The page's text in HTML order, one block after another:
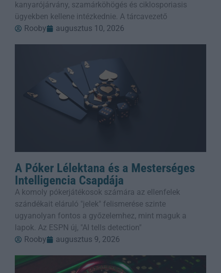
kanyarójárvány, szamárköhögés és ciklosporiasis
ügyekben kellene intézkednie. A tárcavezető
Rooby
augusztus 10, 2026
A Póker Lélektana és a Mesterséges
Intelligencia Csapdája
A komoly pókerjátékosok számára az ellenfelek
szándékait eláruló "jelek" felismerése szinte
ugyanolyan fontos a győzelemhez, mint maguk a
lapok. Az ESPN új, "AI tells detection"
Rooby
augusztus 9, 2026